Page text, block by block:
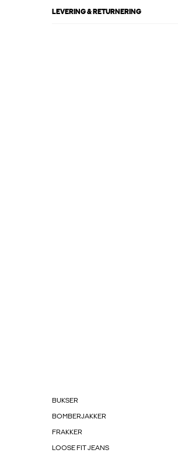
LEVERING & RETURNERING
BUKSER
BOMBERJAKKER
FRAKKER
LOOSE FIT JEANS